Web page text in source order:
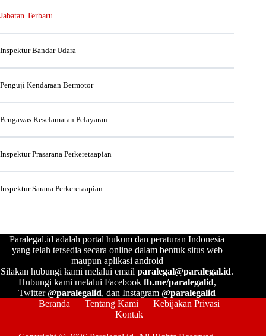
Jabatan Terbaru
Inspektur Bandar Udara
Penguji Kendaraan Bermotor
Pengawas Keselamatan Pelayaran
Inspektur Prasarana Perkeretaapian
Inspektur Sarana Perkeretaapian
Paralegal.id adalah portal hukum dan peraturan Indonesia
yang telah tersedia secara online dalam bentuk situs web
maupun aplikasi android
Silakan hubungi kami melalui emailparalegal@paralegal.id.
Hubungi kami melalui Facebook fb.me/paralegalid,
Twitter@paralegalid, dan Instagram@paralegalid
Beranda
Tentang Kami
Kebijakan Privasi
Kontak